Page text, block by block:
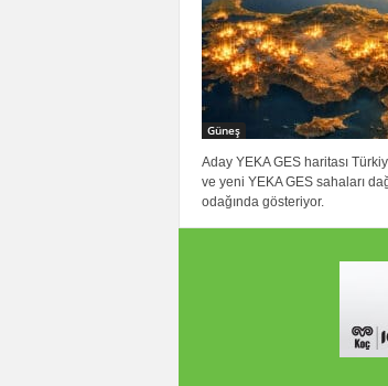
Güneş
Aday YEKA GES haritası
ve yeni YEKA GES sahaları
odağında gösteriyor.